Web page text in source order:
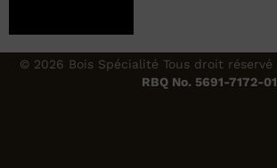
© 2026 Bois Spécialité Tous droit réservé
RBQ No. 5691-7172-01